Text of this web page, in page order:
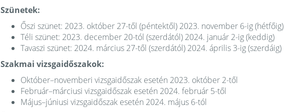
Szünetek:
Őszi szünet: 2023. október 27-től (péntektől) 2023. november 6-ig (hétfőig)
Téli szünet: 2023. december 20-tól (szerdától) 2024. január 2-ig (keddig)
Tavaszi szünet: 2024. március 27-től (szerdától) 2024. április 3-ig (szerdáig)
Szakmai vizsgaidőszakok:
Október–novemberi vizsgaidőszak esetén 2023. október 2-től
Február–márciusi vizsgaidőszak esetén 2024. február 5-től
Május–júniusi vizsgaidőszak esetén 2024. május 6-tól